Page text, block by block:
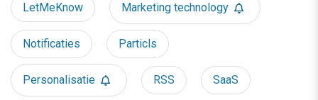
LetMeKnow Marketing technology
Notificaties Particls
Personalisatie RSS SaaS